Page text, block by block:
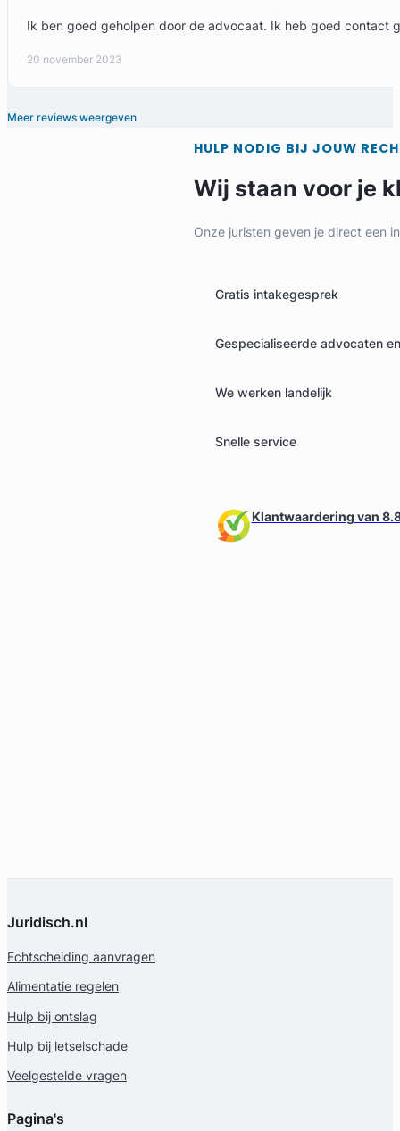
Ik ben goed geholpen door de advocaat. Ik heb goed contact
20 november 2023
Meer reviews weergeven
HULP NODIG BIJ JOUW
Wij staan voor je
Onze juristen geven je direct een
Gratis intakegesprek
Gespecialiseerde advocaten
We werken landelijk
Snelle service
Klantwaardering van
Juridisch.nl
Echtscheiding aanvragen
Alimentatie regelen
Hulp bij ontslag
Hulp bij letselschade
Veelgestelde vragen
Pagina's